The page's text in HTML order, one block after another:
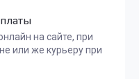
на сайте, при
или же курьеру при